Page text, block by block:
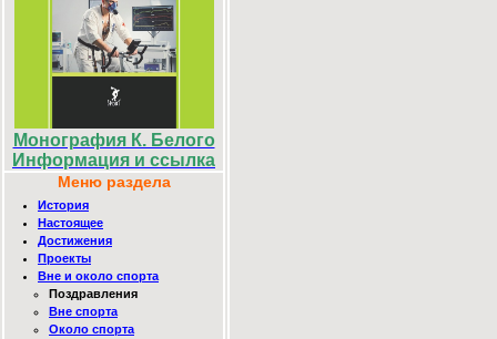
Монография К. Белого
Информация и ссылка
Меню раздела
История
Настоящее
Достижения
Проекты
Вне и около спорта
Поздравления
Вне спорта
Около спорта